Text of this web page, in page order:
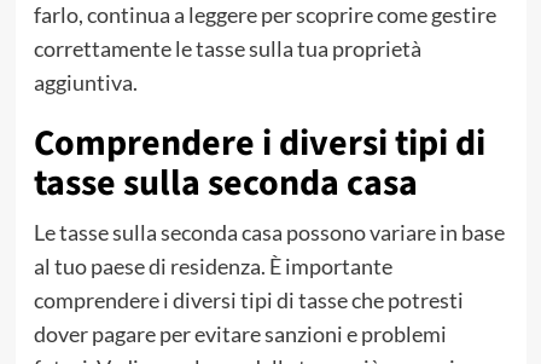
farlo, continua a leggere per scoprire come gestire
correttamente le tasse sulla tua proprietà
aggiuntiva.
Comprendere i diversi tipi di
tasse sulla seconda casa
Le tasse sulla seconda casa possono variare in base
al tuo paese di residenza. È importante
comprendere i diversi tipi di tasse che potresti
dover pagare per evitare sanzioni e problemi